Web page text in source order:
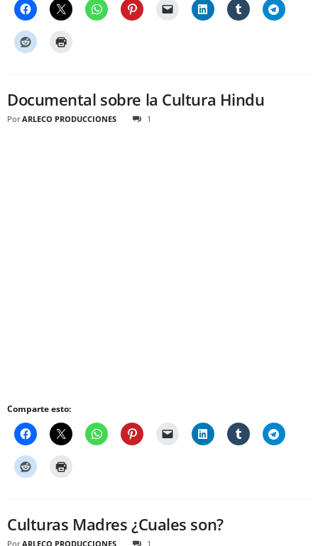
Documental sobre la Cultura Hindu
Por ARLECO PRODUCCIONES 1
Comparte esto:
Culturas Madres ¿Cuales son?
Por ARLECO PRODUCCIONES 1